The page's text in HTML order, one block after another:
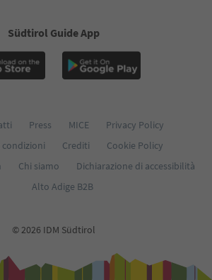
Südtirol Guide App
Press MICE
Privacy Policy
Crediti
Cookie Policy
Chi siamo
Dichiarazione di accessibilità
Alto Adige B2B
© 2026 IDM Südtirol